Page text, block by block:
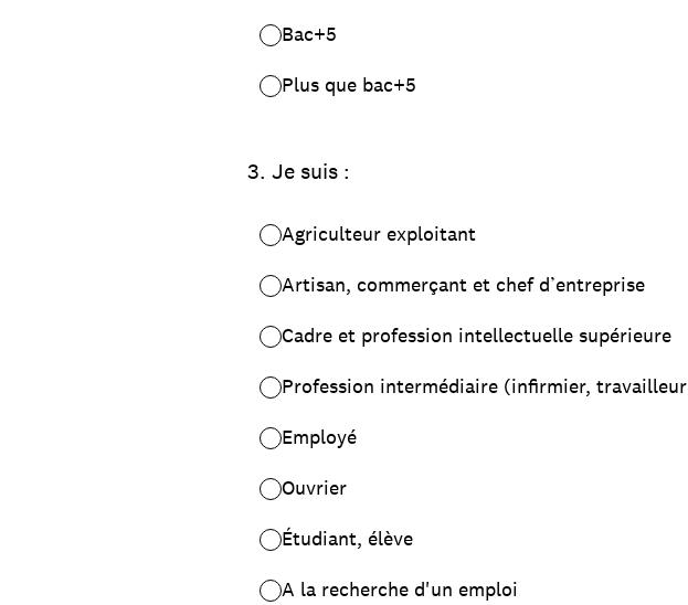
Bac+5
Plus que bac+5
3. Je suis :
Agriculteur exploitant
Artisan, commerçant et chef d’entreprise
Cadre et profession intellectuelle supérieure
Profession intermédiaire (infirmier,
Employé
Ouvrier
Étudiant, élève
A la recherche d'un emploi